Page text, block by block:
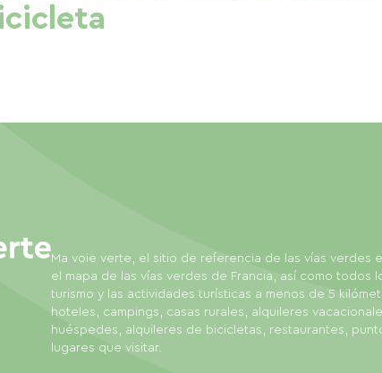
Ma voie verte, el sitio de referencia de las vías verdes
el mapa de las vías verdes de Francia, así como todos
turismo y las actividades turísticas a menos de 5
hoteles, campings, casas rurales, alquileres
huéspedes, alquileres de bicicletas, restaurantes,
lugares que visitar.